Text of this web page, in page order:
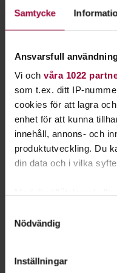
Samtycke
Ansvarsfull
Vi och våra 1022
som t.ex. ditt IP-
cookies för att lagra
enhet för att kunna
innehåll, annons- och
produktutveckling. Du
din data och i vilka
kan ha en
Ta reda på mer om
Nödvändig
Inställningar
Samhälle & hållbar
Lär dig mer om
utveckling. Skapa